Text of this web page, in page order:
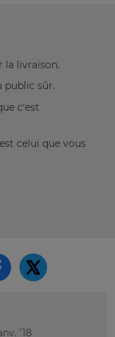
la livraison.
public sûr.
c’est
celui que vous
'18